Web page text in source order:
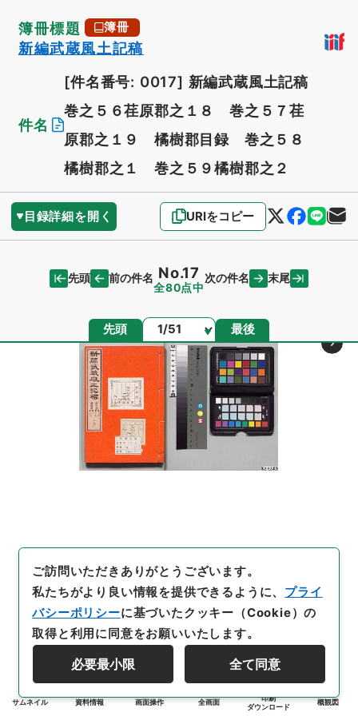
簿冊標題 簿冊
新編武蔵風土記稿
件名
[件名番号: 0017] 新編武蔵風土記稿
巻之５６荏原郡之１８ 巻之５７荏
原郡之１９ 橘樹郡目録 巻之５８
橘樹郡之１ 巻之５９橘樹郡之２
目録詳細を開く URIをコピー
先頭 前の件名 No.17
全80点中
次の件名 末尾
先頭 ページ 最後
サムネイル 資料情報 画面操作 全画面
印刷
ダウンロード
概観図
ご訪問いただきありがとうございます。
私たちがより良い情報を提供できるように、 プライ
バシーポリシーに基づいたクッキー（Cookie）の
取得と利用に同意をお願いいたします。
必要最小限 全て同意